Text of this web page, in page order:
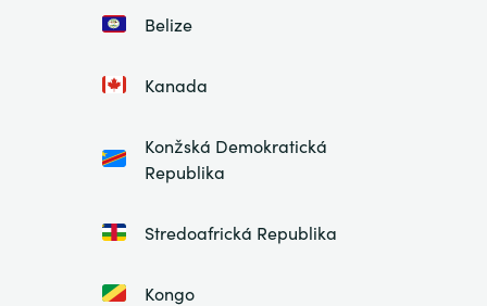
Belize
Kanada
Konžská Demokratická
Republika
Stredoafrická Republika
Kongo